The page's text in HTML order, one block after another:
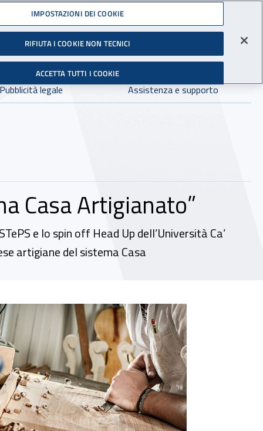
Infortuni sul Lavoro
Facebook - Sito esterno - Apertura in nuova finestra
X - Sito esterno - Apertura in nuova finestra
Instagram - Sito esterno - Apertura in
Linkedin - Sito esterno -
Youtube - Sito esterno -
Tiktok - SitoSpreaker -
Dove cercare:
in:tutto INAIL.it
Pubblicità legale Assistenza e supporto
Casa Artigianato”
e lo spin off Head Up dell’Università Ca’
artigiane del sistema Casa
IMPOSTAZIONI DEI COOKIE
RIFIUTA I COOKIE NON TECNICI
ACCETTA TUTTI I COOKIE